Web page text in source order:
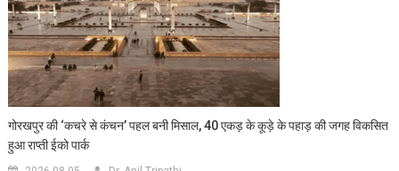
गोरखपुर की ‘कचरे से कंचन’ पहल बनी मिसाल, 40 एकड़ के कूड़े के पहाड़ की जगह विकसित
हुआ राप्ती ईको पार्क